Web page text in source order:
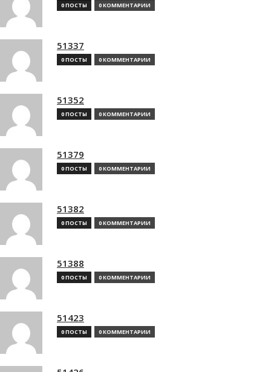
0 ПОСТЫ 0 КОММЕНТАРИИ
51337
0 ПОСТЫ 0 КОММЕНТАРИИ
51352
0 ПОСТЫ 0 КОММЕНТАРИИ
51379
0 ПОСТЫ 0 КОММЕНТАРИИ
51382
0 ПОСТЫ 0 КОММЕНТАРИИ
51388
0 ПОСТЫ 0 КОММЕНТАРИИ
51423
0 ПОСТЫ 0 КОММЕНТАРИИ